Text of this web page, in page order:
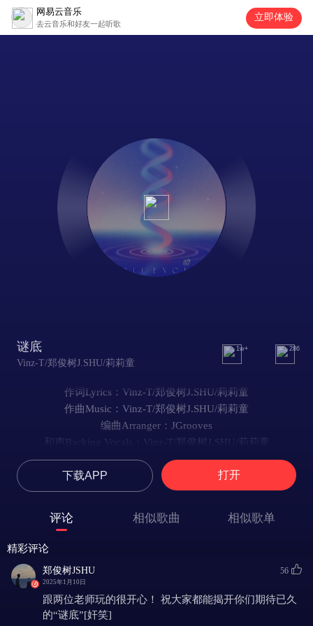
网易云音乐
去云音乐和好友一起听歌
立即体验
谜底
Vinz-T/郑俊树J.SHU/莉莉童
1w+ 286
作词Lyrics：Vinz-T/郑俊树J.SHU/莉莉童
作曲Music：Vinz-T/郑俊树J.SHU/莉莉童
编曲Arranger：JGrooves
和声Backing Vocals：Vinz-T/郑俊树J.SHU/莉莉童
音频编辑Music Editor：郑俊树J.SHU
混音工程师Mixing Engineer：Joshua Lu
母带工程师Mastering Engineer：Joshua Lu
You should stay with me
Girl if you want me do something 回头看一看
Yeah Im gonna kiss you 你千万别躲闪
你泛红的脸颊让我心跳不停在加速
下载APP 打开
评论 相似歌曲 相似歌单
精彩评论
郑俊树JSHU
2025年1月10日
56
跟两位老师玩的很开心！ 祝大家都能揭开你们期待已久
的“谜底”[奸笑]